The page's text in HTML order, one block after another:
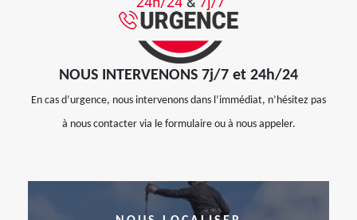
NOUS INTERVENONS 7j/7 et 24h/24
En cas d’urgence, nous intervenons dans l’immédiat, n’hésitez pas
à nous contacter via le formulaire ou à nous appeler.